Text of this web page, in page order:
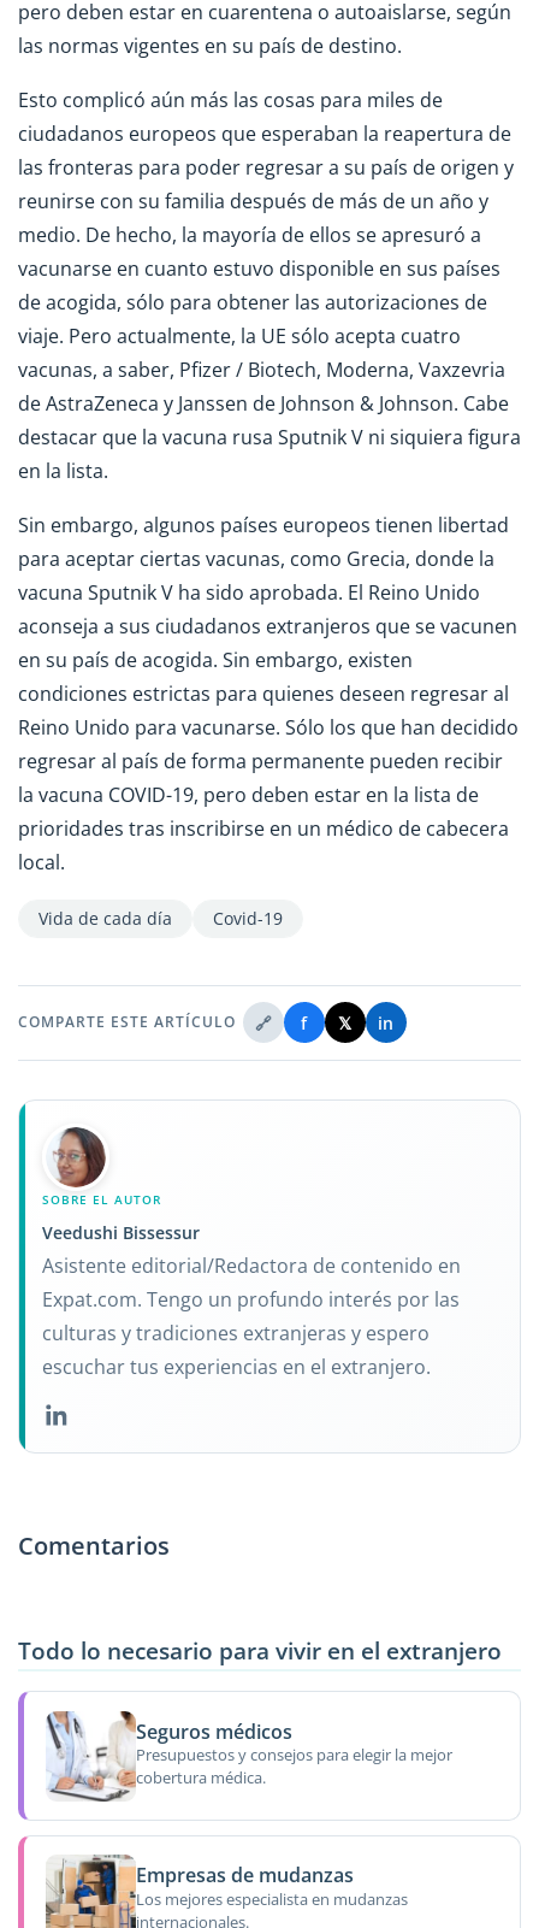
pero deben estar en cuarentena o autoaislarse, según
las normas vigentes en su país de destino.
Esto complicó aún más las cosas para miles de
ciudadanos europeos que esperaban la reapertura de
las fronteras para poder regresar a su país de origen y
reunirse con su familia después de más de un año y
medio. De hecho, la mayoría de ellos se apresuró a
vacunarse en cuanto estuvo disponible en sus países
de acogida, sólo para obtener las autorizaciones de
viaje. Pero actualmente, la UE sólo acepta cuatro
vacunas, a saber, Pfizer / Biotech, Moderna, Vaxzevria
de AstraZeneca y Janssen de Johnson & Johnson. Cabe
destacar que la vacuna rusa Sputnik V ni siquiera figura
en la lista.
Sin embargo, algunos países europeos tienen libertad
para aceptar ciertas vacunas, como Grecia, donde la
vacuna Sputnik V ha sido aprobada. El Reino Unido
aconseja a sus ciudadanos extranjeros que se vacunen
en su país de acogida. Sin embargo, existen
condiciones estrictas para quienes deseen regresar al
Reino Unido para vacunarse. Sólo los que han decidido
regresar al país de forma permanente pueden recibir
la vacuna COVID-19, pero deben estar en la lista de
prioridades tras inscribirse en un médico de cabecera
local.
Vida de cada día Covid-19
COMPARTE ESTE ARTÍCULO 🔗 f 𝕏 in
SOBRE EL AUTOR
Veedushi Bissessur
Asistente editorial/Redactora de contenido en
Expat.com. Tengo un profundo interés por las
culturas y tradiciones extranjeras y espero
escuchar tus experiencias en el extranjero.
Comentarios
Todo lo necesario para vivir en el extranjero
Seguros médicos
Presupuestos y consejos para elegir la mejor
cobertura médica.
Empresas de mudanzas
Los mejores especialista en mudanzas
internacionales.